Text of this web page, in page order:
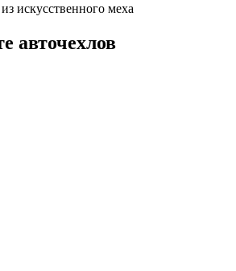
искусственного меха
авточехлов